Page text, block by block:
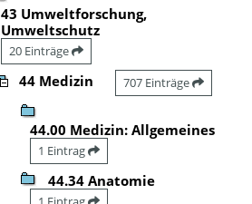
43 Umweltforschung,
Umweltschutz
20 Einträge
44 Medizin 707 Einträge
44.00 Medizin: Allgemeines
1 Eintrag
44.34 Anatomie